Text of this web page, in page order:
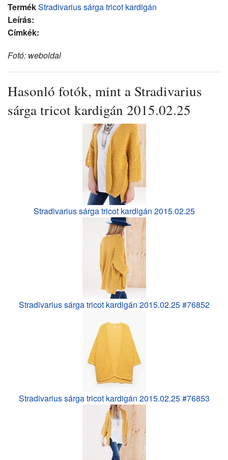
TermékStradivarius sárga tricot kardigán
Leírás:
Címkék:
Fotó: weboldal
Hasonló fotók, mint a Stradivarius
sárga tricot kardigán 2015.02.25
Stradivarius sárga tricot kardigán 2015.02.25
Stradivarius sárga tricot kardigán 2015.02.25 #76852
Stradivarius sárga tricot kardigán 2015.02.25 #76853